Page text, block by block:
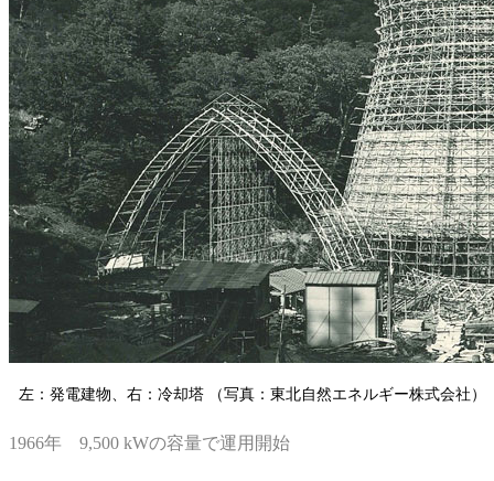
左：発電建物、右：冷却塔 （写真：東北自然エネルギー株式会社）
1966年 9,500 kWの容量で運用開始